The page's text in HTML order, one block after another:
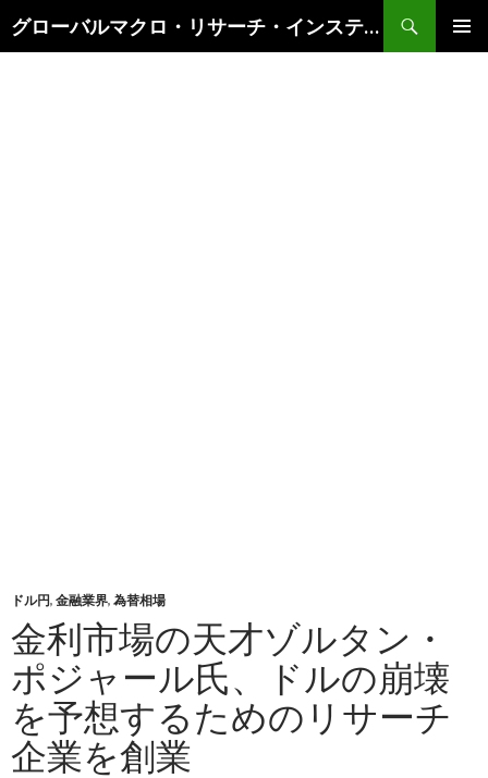
グローバルマクロ・リサーチ・インスティテュート
索
ドル円, 金融業界, 為替相場
金利市場の天才ゾルタン・
ポジャール氏、ドルの崩壊
を予想するためのリサーチ
企業を創業